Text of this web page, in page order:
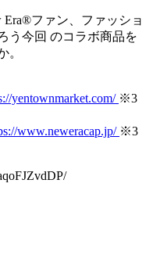
ファン、ファッショ
う今回 のコラボ商品を
。
yentownmarket.com/ ※3
www.neweracap.jp/ ※3